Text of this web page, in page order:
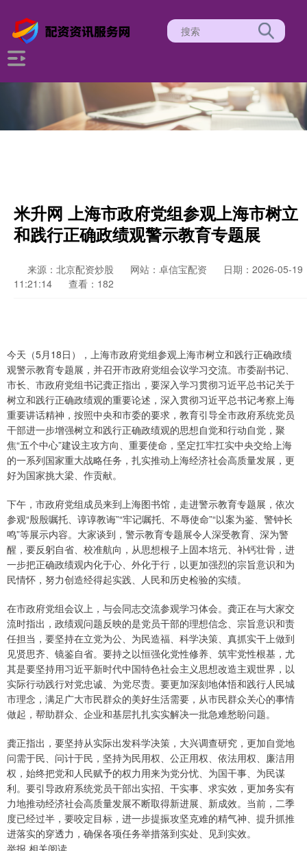
米升网 上海市政府党组参观上海市树立
和践行正确政绩观警示教育专题展
来源：北京配资炒股 网站：卓信宝配资
日期：2026-05-19
11:21:14
查看：182
今天（5月18日），上海市政府党组参观上海市树立和践行正确政绩
观警示教育专题展，并召开市政府党组会议学习交流。市委副书记、
市长、市政府党组书记龚正指出，要深入学习贯彻习近平总书记关于
树立和践行正确政绩观的重要论述，深入贯彻习近平总书记考察上海
重要讲话精神，按照中央和市委的要求，教育引导全市政府系统党员
干部进一步增强树立和践行正确政绩观的思想自觉和行动自觉，聚
焦“五个中心”建设主攻方向、重要使命，坚定扛牢扛实中央交给上海
的一系列国家重大战略任务，扎实推动上海经济社会高质量发展，更
好为国家挑大梁、作贡献。
下午，市政府党组成员来到上海图书馆，走进警示教育专题展，依次
参观“殷殷嘱托、谆谆教诲”“牢记嘱托、不辱使命”“以案为鉴、警钟长
鸣”等展示内容。大家谈到，警示教育专题展令人深受教育、深为警
醒，要反躬自省、校准航向，从思想根子上固本培元、补钙壮骨，进
一步把正确政绩观内化于心、外化于行，以更加强烈的宗旨意识和为
民情怀，努力创造经得起实践、人民和历史检验的实绩。
在市政府党组会议上，与会同志交流参观学习体会。龚正在与大家交
流时指出，政绩观问题反映的是党员干部的理想信念、宗旨意识和责
任担当，要坚持在立党为公、为民造福、科学决策、真抓实干上做到
见贤思齐、镜鉴自省。要持之以恒强化党性修养、筑牢党性根基，尤
其是要坚持用习近平新时代中国特色社会主义思想改造主观世界，以
实际行动践行对党忠诚、为党尽责。要更加深刻地体悟和践行人民城
市理念，满足广大市民群众的美好生活需要，从市民群众关心的事情
做起，帮助群众、企业和基层扎扎实实解决一批急难愁盼问题。
龚正指出，要坚持从实际出发科学决策，大兴调查研究，更加自觉地
问需于民、问计于民，坚持为民用权、公正用权、依法用权、廉洁用
权，始终把党和人民赋予的权力用来为党分忧、为国干事、为民谋
利。要引导政府系统党员干部出实招、干实事、求实效，更加务实有
力地推动经济社会高质量发展不断取得新进展、新成效。当前，二季
度已经过半，要咬定目标，进一步提振攻坚克难的精气神、提升抓推
进落实的穿透力，确保各项任务举措落到实处、见到实效。
举报 相关阅读